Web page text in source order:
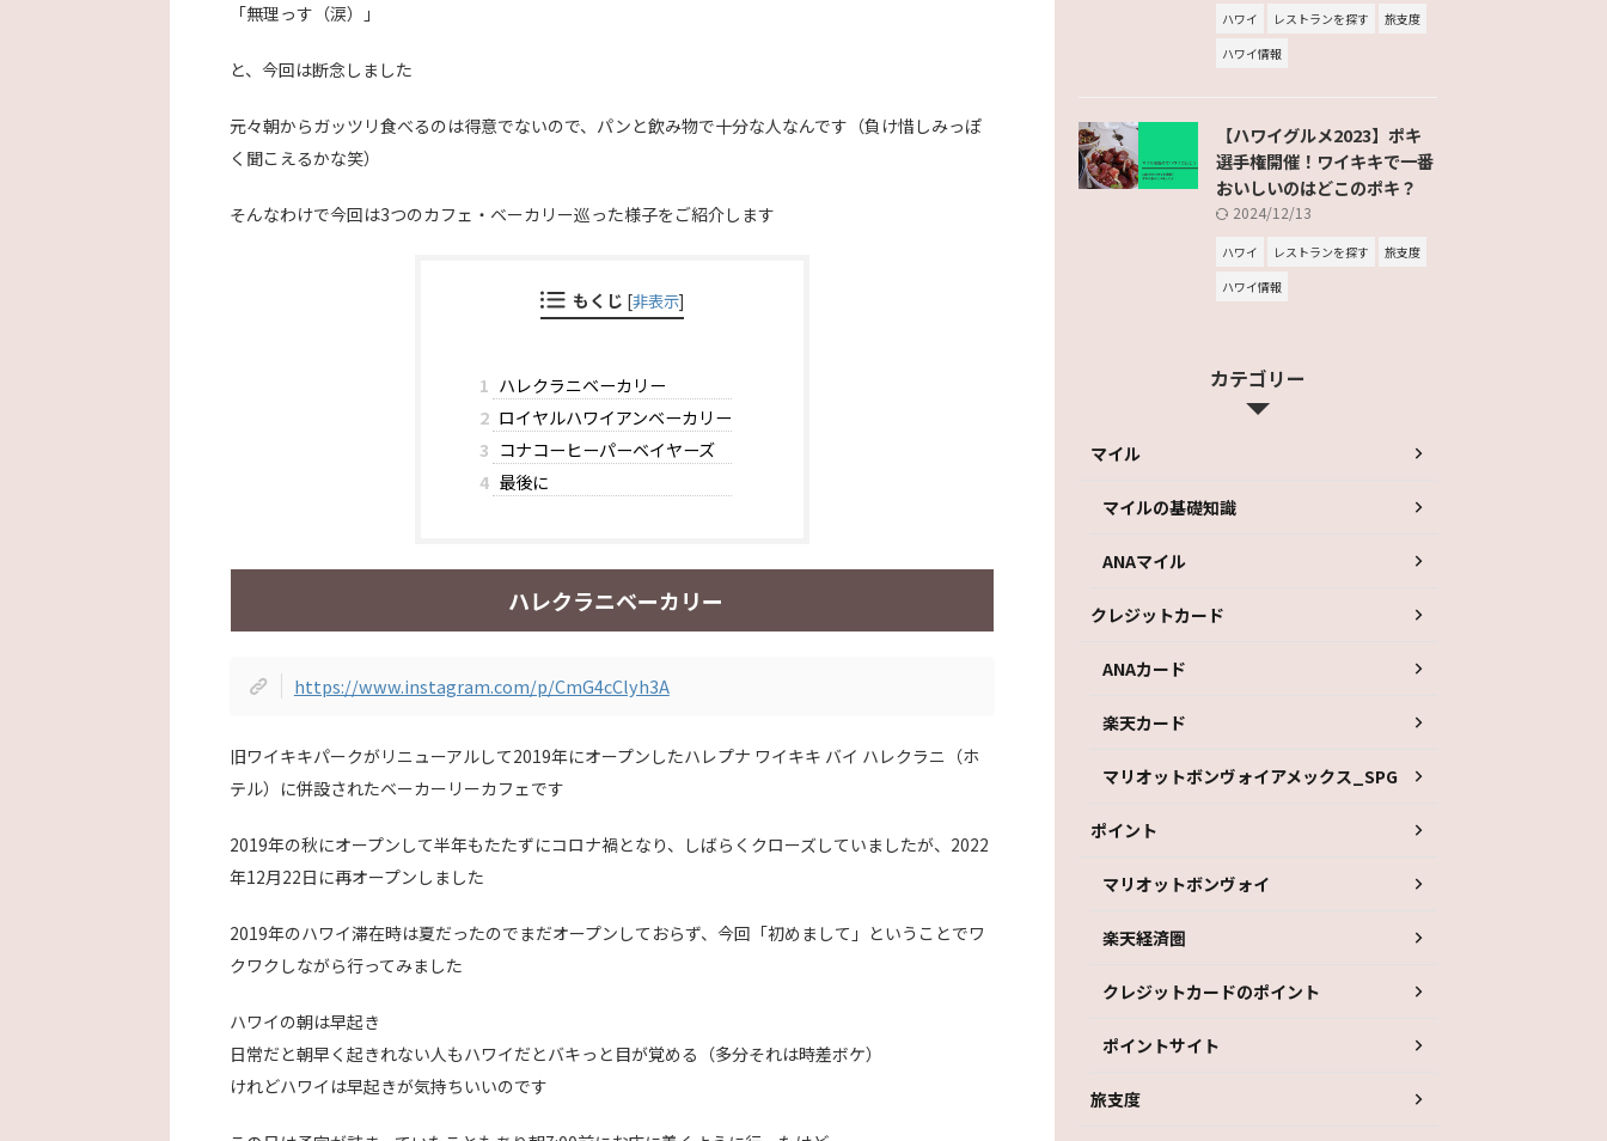
「無理っす （涙） 」
と、今回は断念しました
元々朝からガッツリ食べるのは得意でないので、パンと飲み物で十分な人なんです（負け惜しみっぽ
く聞こえるかな笑）
そんなわけで今回は3つのカフェ・ベーカリー巡った様子をご紹介します
もくじ [非表示]
1 ハレクラニベーカリー
2 ロイヤルハワイアンベーカリー
3 コナコーヒーパーベイヤーズ
4 最後に
ハレクラニベーカリー
https://www.instagram.com/p/CmG4cClyh3A
旧ワイキキパークがリニューアルして2019年にオープンしたハレプナ ワイキキ バイ ハレクラニ（ホ
テル）に併設されたベーカーリーカフェです
2019年の秋にオープンして半年もたたずにコロナ禍となり、しばらくクローズしていましたが、2022
年12月22日に再オープンしました
2019年のハワイ滞在時は夏だったのでまだオープンしておらず、今回「初めまして」ということでワ
クワクしながら行ってみました
ハワイの朝は早起き
日常だと朝早く起きれない人もハワイだとバキっと目が覚める（多分それは時差ボケ）
けれどハワイは早起きが気持ちいいのです
ハワイ レストランを探す
旅支度
ハワイ情報
【ハワイグルメ2023】ポキ
選手権開催！ワイキキで一番
おいしいのはどこのポキ？
2024/12/13
ハワイ レストランを探す
旅支度
ハワイ情報
カテゴリー
マイル
マイルの基礎知識
ANAマイル
クレジットカード
ANAカード
楽天カード
マリオットボンヴォイアメックス_SPG
ポイント
マリオットボンヴォイ
楽天経済圏
クレジットカードのポイント
ポイントサイト
旅支度